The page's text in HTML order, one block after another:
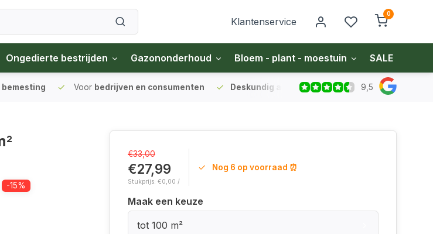
Klantenservice
0
Ongedierte bestrijden Gazononderhoud Bloem - plant - moestuin SALE
Voor bedrijven en consumenten Deskundig adviesvoor gazon en bodem
9,5
-15%
€33,00
€27,99
Stukprijs: €0,00 /
Nog 6 op voorraad ⏰
Maak een keuze
tot 100 m²